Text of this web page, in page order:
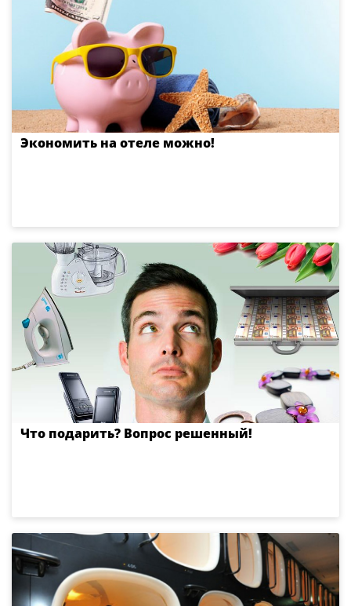
Экономить на отеле можно!
Что подарить? Вопрос решенный!